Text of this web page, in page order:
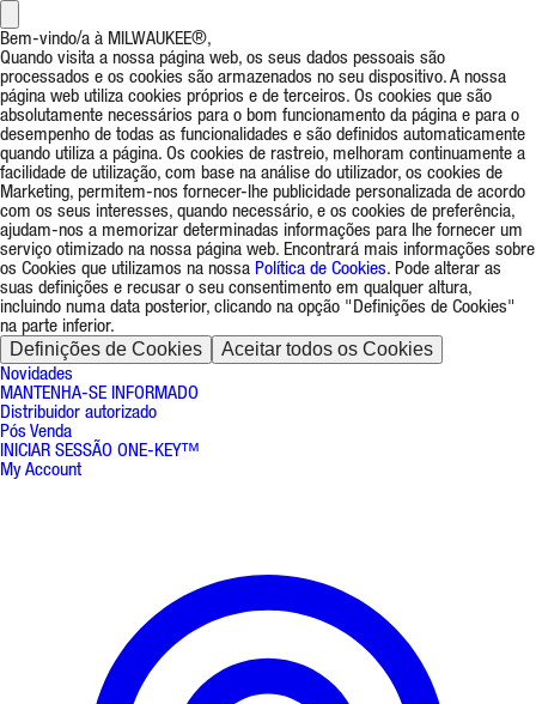
Bem-vindo/a à MILWAUKEE®,
Quando visita a nossa página web, os seus dados pessoais são
processados e os cookies são armazenados no seu dispositivo. A nossa
página web utiliza cookies próprios e de terceiros. Os cookies que são
absolutamente necessários para o bom funcionamento da página e para o
desempenho de todas as funcionalidades e são definidos automaticamente
quando utiliza a página. Os cookies de rastreio, melhoram continuamente a
facilidade de utilização, com base na análise do utilizador, os cookies de
Marketing, permitem-nos fornecer-lhe publicidade personalizada de acordo
com os seus interesses, quando necessário, e os cookies de preferência,
ajudam-nos a memorizar determinadas informações para lhe fornecer um
serviço otimizado na nossa página web. Encontrará mais informações sobre
os Cookies que utilizamos na nossa Política de Cookies. Pode alterar as
suas definições e recusar o seu consentimento em qualquer altura,
incluindo numa data posterior, clicando na opção "Definições de Cookies"
na parte inferior.
Definições de Cookies Aceitar todos os Cookies
Novidades
MANTENHA-SE INFORMADO
Distribuidor autorizado
Pós Venda
INICIAR SESSÃO ONE-KEY™
My Account